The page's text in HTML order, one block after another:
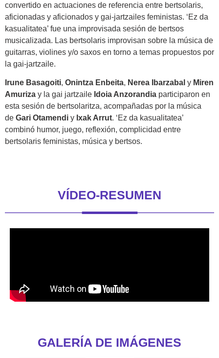
convertido en actuaciones de referencia entre bertsolaris,
aficionadas y aficionados y gai-jartzailes feministas. ‘Ez da
kasualitatea’ fue una improvisada sesión de bertsos
musicalizada. Las bertsolaris improvisan sobre la música de
guitarras, violines y/o saxos en torno a temas propuestos por
la gai-jartzaile.
Irune Basagoiti, Onintza Enbeita, Nerea Ibarzabal y Miren
Amuriza y la gai jartzaile Idoia Anzorandia participaron en
esta sesión de bertsolaritza, acompañadas por la música
de Gari Otamendi y Ixak Arrut. ‘Ez da kasualitatea’
combinó humor, juego, reflexión, complicidad entre
bertsolaris feministas, música y bertsos.
VÍDEO-RESUMEN
GALERÍA DE IMÁGENES